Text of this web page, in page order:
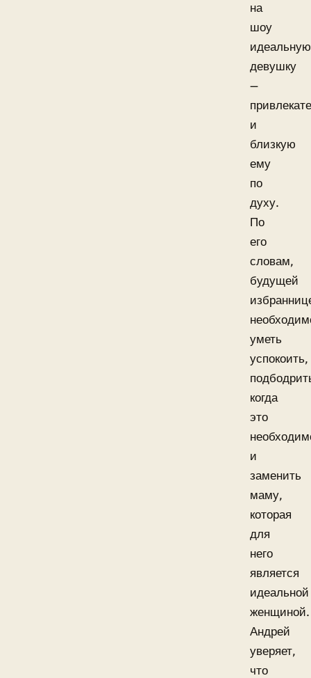
на
шоу
идеальную
девушку
—
и
близкую
ему
по
духу.
По
его
словам,
будущей
уметь
успокоить,
когда
это
и
заменить
маму,
которая
для
него
является
идеальной
женщиной.
Андрей
уверяет,
что